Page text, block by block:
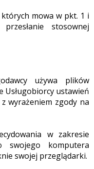
mowa w pkt. 1 i
stosownej
używa plików
Usługobiorcy ustawień
wyrażeniem zgody na
w zakresie
swojego komputera
swojej przeglądarki.